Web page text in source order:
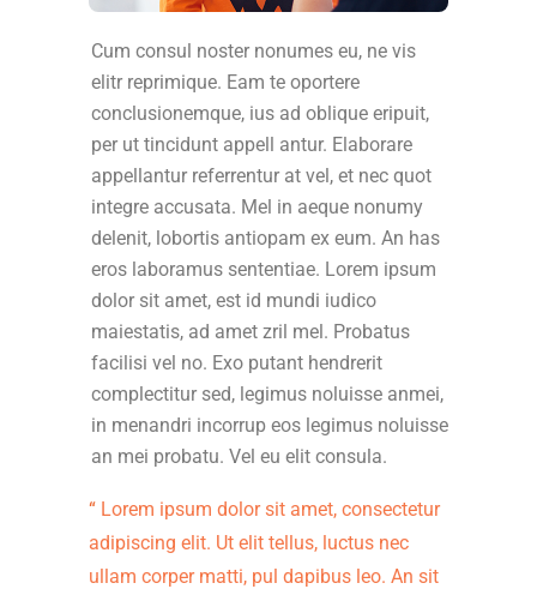
Cum consul noster nonumes eu, ne vis
elitr reprimique. Eam te oportere
conclusionemque, ius ad oblique eripuit,
per ut tincidunt appell antur. Elaborare
appellantur referrentur at vel, et nec quot
integre accusata. Mel in aeque nonumy
delenit, lobortis antiopam ex eum. An has
eros laboramus sententiae. Lorem ipsum
dolor sit amet, est id mundi iudico
maiestatis, ad amet zril mel. Probatus
facilisi vel no. Exo putant hendrerit
complectitur sed, legimus noluisse anmei,
in menandri incorrup eos legimus noluisse
an mei probatu. Vel eu elit consula.
Lorem ipsum dolor sit amet, consectetur
adipiscing elit. Ut elit tellus, luctus nec
ullam corper matti, pul dapibus leo. An sit